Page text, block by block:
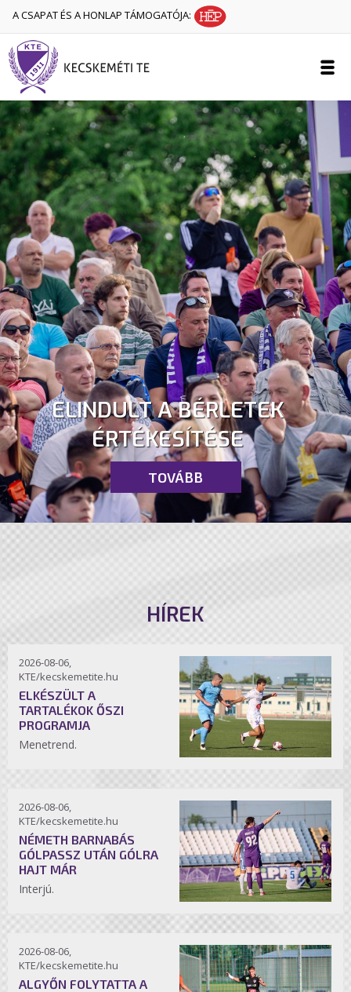
A CSAPAT ÉS A HONLAP TÁMOGATÓJA:
ELINDULT A BÉRLETEK
ÉRTÉKESÍTÉSE
TOVÁBB
HÍREK
2026-08-06,
KTE/kecskemetite.hu
ELKÉSZÜLT A
TARTALÉKOK ŐSZI
PROGRAMJA
Menetrend.
2026-08-06,
KTE/kecskemetite.hu
NÉMETH BARNABÁS
GÓLPASSZ UTÁN GÓLRA
HAJT MÁR
Interjú.
2026-08-06,
KTE/kecskemetite.hu
ALGYŐN FOLYTATTA A